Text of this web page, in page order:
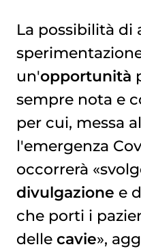
La possibilità di
un'opportunità
sempre nota e
per cui, messa
l'emergenza
occorrerà
divulgazione e
che porti i
delle cavie»,